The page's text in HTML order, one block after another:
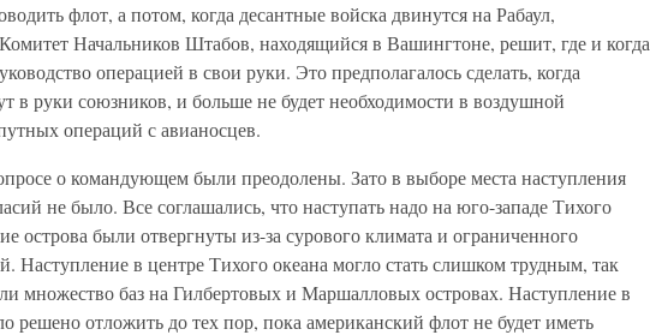
флот, а потом, когда десантные войска двинутся на Рабаул,
Начальников Штабов, находящийся в Вашингтоне, решит, где и когда
операцией в свои руки. Это предполагалось сделать, когда
в руки союзников, и больше не будет необходимости в воздушной
операций с авианосцев.
о командующем были преодолены. Зато в выборе места наступления
не было. Все соглашались, что наступать надо на юго-западе Тихого
острова были отвергнуты из-за сурового климата и ограниченного
Наступление в центре Тихого океана могло стать слишком трудным, так
множество баз на Гилбертовых и Маршалловых островах. Наступление в
решено отложить до тех пор, пока американский флот не будет иметь